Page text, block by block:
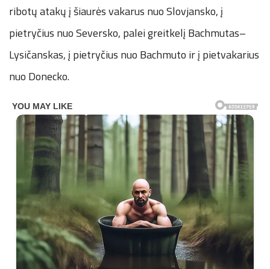
ribotų atakų į šiaurės vakarus nuo Slovjansko, į
pietryčius nuo Seversko, palei greitkelį Bachmutas–
Lysičanskas, į pietryčius nuo Bachmuto ir į pietvakarius
nuo Donecko.